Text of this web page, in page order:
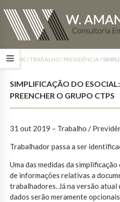
HOME/TRABALHO / PREVIDÊNCIA /
SIMPLIFICAÇÃO DO
PREENCHER O GRUPO CTPS
31 out 2019 – Trabalho /
Trabalhador passa a ser
Uma das medidas da
de informações relativas a
trabalhadores. Já na versão atual
dados serão meramente